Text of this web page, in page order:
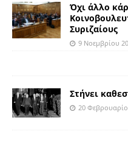
Όχι άλλο
Συριζαίους
9 Νοεμβρίου
Στήνει
20